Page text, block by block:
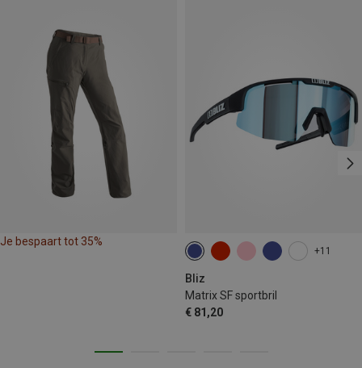
Je bespaart tot 35%
+11
Bliz
Matrix SF sportbril
€ 81,20